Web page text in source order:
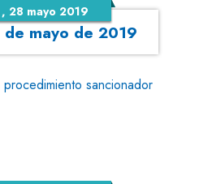
mayo de 2019
28 mayo 2019
sancionador